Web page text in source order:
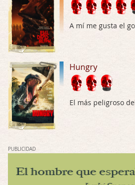
El eslabón podrido
Por: Luar
Possession
Por: FrancHis
Posesión Infernal: En Llamas
Por: FrancHis
Por: Luar
A mí me gusta el
Hungry
El más peligroso
PUBLICIDAD